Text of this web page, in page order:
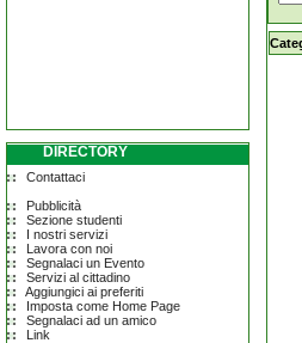
DIRECTORY
Contattaci
Pubblicità
Sezione studenti
I nostri servizi
Lavora con noi
Segnalaci un Evento
Servizi al cittadino
Aggiungici ai preferiti
Imposta come Home Page
Segnalaci ad un amico
Link